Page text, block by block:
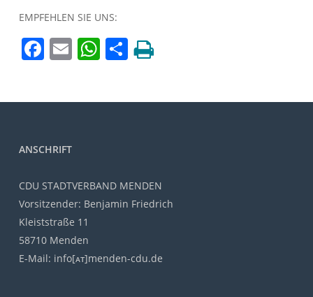
EMPFEHLEN SIE UNS:
Facebook
EmailWhatsApp
Teilen
ANSCHRIFT
CDU STADTVERBAND MENDEN
Vorsitzender: Benjamin Friedrich
Kleiststraße 11
58710 Menden
E-Mail: info[ᴀᴛ]menden-cdu.de